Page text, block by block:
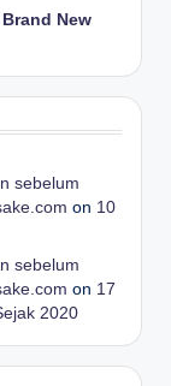
New
sebelum
on 10
sebelum
on 17
2020